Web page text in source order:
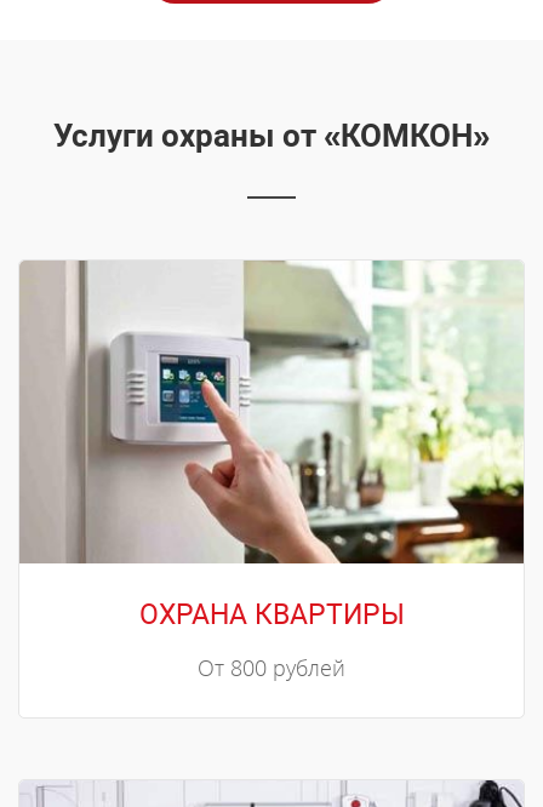
Услуги охраны от «КОМКОН»
ОХРАНА КВАРТИРЫ
От 800 рублей